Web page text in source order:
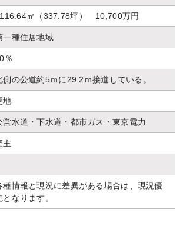
㎡（337.78坪） 10,700万円
一種住居地域
％
側の公道約5ｍに29.2ｍ接道している。
地
営水道・下水道・都市ガス・東京電力
主
種情報と現況に差異がある場合は、現況優
となります。